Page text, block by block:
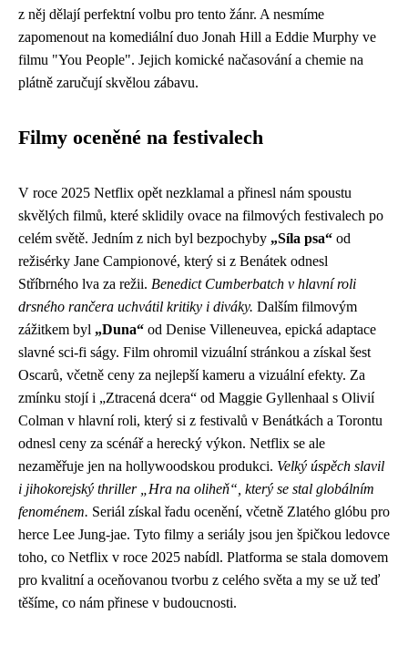
z něj dělají perfektní volbu pro tento žánr. A nesmíme
zapomenout na komediální duo Jonah Hill a Eddie Murphy ve
filmu "You People". Jejich komické načasování a chemie na
plátně zaručují skvělou zábavu.
Filmy oceněné na festivalech
V roce 2025 Netflix opět nezklamal a přinesl nám spoustu
skvělých filmů, které sklidily ovace na filmových festivalech po
celém světě. Jedním z nich byl bezpochyby „Síla psa“ od
režisérky Jane Campionové, který si z Benátek odnesl
Stříbrného lva za režii. Benedict Cumberbatch v hlavní roli
drsného rančera uchvátil kritiky i diváky. Dalším filmovým
zážitkem byl „Duna“ od Denise Villeneuvea, epická adaptace
slavné sci-fi ságy. Film ohromil vizuální stránkou a získal šest
Oscarů, včetně ceny za nejlepší kameru a vizuální efekty. Za
zmínku stojí i „Ztracená dcera“ od Maggie Gyllenhaal s Olivií
Colman v hlavní roli, který si z festivalů v Benátkách a Torontu
odnesl ceny za scénář a herecký výkon. Netflix se ale
nezaměřuje jen na hollywoodskou produkci. Velký úspěch slavil
i jihokorejský thriller „Hra na oliheň“, který se stal globálním
fenoménem. Seriál získal řadu ocenění, včetně Zlatého glóbu pro
herce Lee Jung-jae. Tyto filmy a seriály jsou jen špičkou ledovce
toho, co Netflix v roce 2025 nabídl. Platforma se stala domovem
pro kvalitní a oceňovanou tvorbu z celého světa a my se už teď
těšíme, co nám přinese v budoucnosti.